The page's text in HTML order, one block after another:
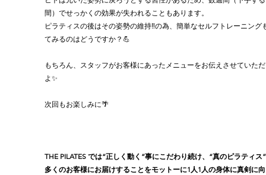
間）でせっかくの効果が失われることもあります。
ピラティスの後はその姿勢の維持‼️の為、簡単なセルフトレーニング
てみるのはどうですか？💪
もちろん、スタッフがお客様にあったメニューをお伝えさせていた
よ✨
次回もお楽しみに🌴
THE PILATES では“正しく動く”事にこだわり続け、“真のピラティス
多くのお客様にお届けすることをモットーに1人1人の身体に真剣に